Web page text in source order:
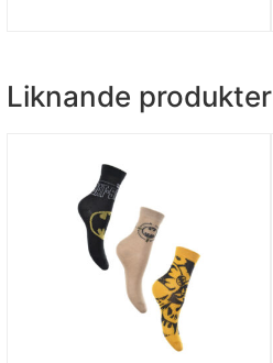
Liknande produkter